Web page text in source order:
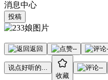
消息中心
投稿
返回 --
说点好听的...
收藏
--